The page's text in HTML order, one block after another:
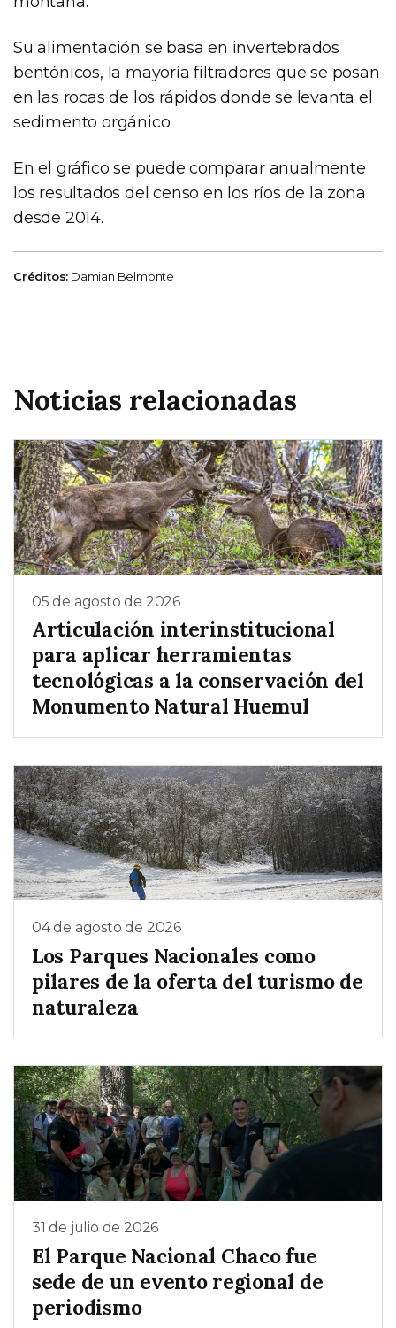
Su alimentación se basa en invertebrados
bentónicos, la mayoría filtradores que se posan
en las rocas de los rápidos donde se levanta el
sedimento orgánico.
En el gráfico se puede comparar anualmente
los resultados del censo en los ríos de la zona
desde 2014.
Créditos: Damian Belmonte
Noticias relacionadas
05 de agosto de 2026
Articulación interinstitucional
para aplicar herramientas
tecnológicas a la conservación del
Monumento Natural Huemul
04 de agosto de 2026
Los Parques Nacionales como
pilares de la oferta del turismo de
naturaleza
31 de julio de 2026
El Parque Nacional Chaco fue
sede de un evento regional de
periodismo